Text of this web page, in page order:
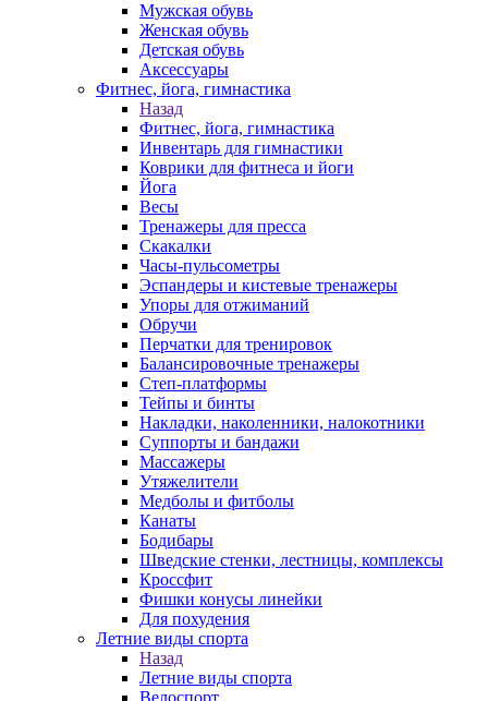
Мужская обувь
Женская обувь
Детская обувь
Аксессуары
Фитнес, йога, гимнастика
Назад
Фитнес, йога, гимнастика
Инвентарь для гимнастики
Коврики для фитнеса и йоги
Йога
Весы
Тренажеры для пресса
Скакалки
Часы-пульсометры
Эспандеры и кистевые тренажеры
Упоры для отжиманий
Обручи
Перчатки для тренировок
Балансировочные тренажеры
Степ-платформы
Тейпы и бинты
Накладки, наколенники, налокотники
Суппорты и бандажи
Массажеры
Утяжелители
Медболы и фитболы
Канаты
Бодибары
Шведские стенки, лестницы, комплексы
Кроссфит
Фишки конусы линейки
Для похудения
Летние виды спорта
Назад
Летние виды спорта
Велоспорт